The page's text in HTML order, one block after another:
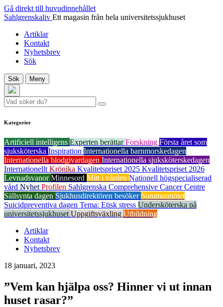
Gå direkt till huvudinnehållet
Sahlgrenskaliv Ett magasin från hela universitetssjukhuset
Artiklar
Kontakt
Nyhetsbrev
Sök
Sök Meny
Kategorier
Artificiell intelligens Experten berättarForskning Första året som
sjuksköterska Inspiration Internationella barnmorskedagen
Internationella blodgivardagen Internationella sjuksköterskedagen
Internationellt Krönika Kvalitetspriset 2025 Kvalitetspriset 2026
LevnadsvanorMinnesord Mitt i vården Nationell högspecialiserad
vård Nyhet Profilen Sahlgrenska Comprehensive Cancer Centre
Sällsynta dagen Sjukhusdirektören besöker Sommarmötet
Suicidpreventiva dagen Tema: Etisk stress Undersköterska på
universitetssjukhuset Uppgiftsväxling Utbildning
Artiklar
Kontakt
Nyhetsbrev
18 januari, 2023
”Vem kan hjälpa oss? Hinner vi ut innan
huset rasar?”